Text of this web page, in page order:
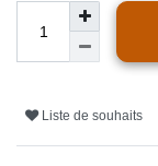
Liste de souhaits